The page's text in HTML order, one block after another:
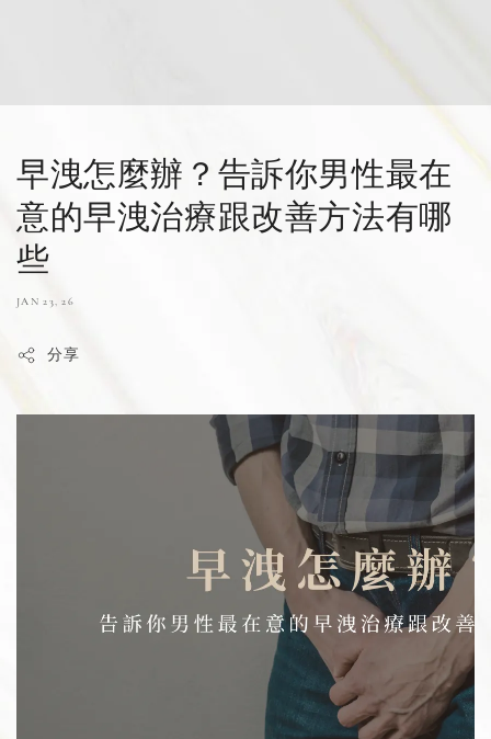
早洩怎麼辦？告訴你男性最在
意的早洩治療跟改善方法有哪
些
JAN 23, 26
分享